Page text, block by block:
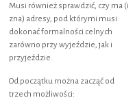
Musi również sprawdzić, czy ma (i
zna) adresy, pod którymi musi
dokonać formalności celnych
zarówno przy wyjeździe, jak i
przyjeździe.
Od początku można zacząć od
trzech możliwości: